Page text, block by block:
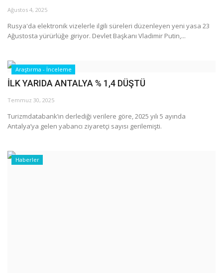
Ağustos 4, 2025
Rusya'da elektronik vizelerle ilgili süreleri düzenleyen yeni yasa 23
Ağustosta yürürlüğe giriyor. Devlet Başkanı Vladimir Putin,...
Araştırma - İnceleme
İLK YARIDA ANTALYA % 1,4 DÜŞTÜ
Temmuz 30, 2025
Turizmdatabank’ın derlediği verilere göre, 2025 yılı 5 ayında
Antalya’ya gelen yabancı ziyaretçi sayısı gerilemişti.
Haberler